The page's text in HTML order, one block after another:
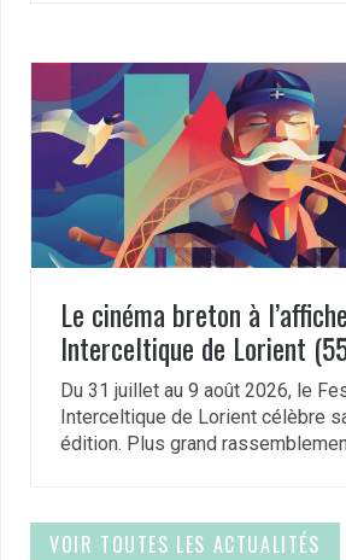
Le cinéma breton à
Interceltique de Lorient
Du 31 juillet au 9 août 2026, le
Interceltique de Lorient célèbre
édition. Plus grand
VOIR TOUTES LES ACTUALITÉS